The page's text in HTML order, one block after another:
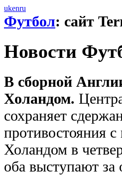
ukenru
Футбол: сайт
Новости
В сборной
Холандом.
сохраняет
противостояния
Холандом в
оба выступают